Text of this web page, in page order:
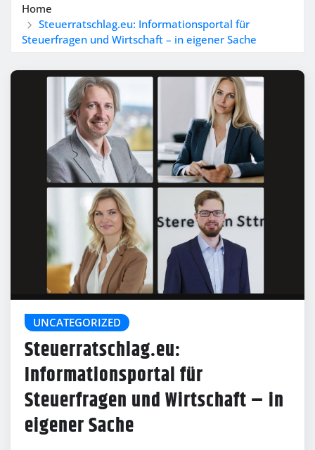
Home
Steuerratschlag.eu: Informationsportal für
Steuerfragen und Wirtschaft – in eigener Sache
UNCATEGORIZED
Steuerratschlag.eu:
Informationsportal für
Steuerfragen und Wirtschaft – in
eigener Sache